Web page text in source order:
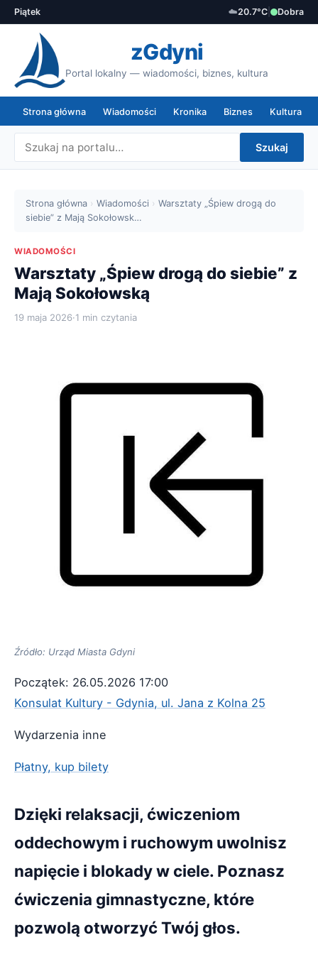
Piątek ☁️20.7°C Dobra
zGdyni
Portal lokalny — wiadomości, biznes, kultura
Strona główna Wiadomości Kronika Biznes Kultura
Szukaj
Strona główna › Wiadomości › Warsztaty „Śpiew drogą do
siebie” z Mają Sokołowsk…
WIADOMOŚCI
Warsztaty „Śpiew drogą do siebie” z
Mają Sokołowską
19 maja 2026·1 min czytania
Źródło: Urząd Miasta Gdyni
Początek: 26.05.2026 17:00
Konsulat Kultury - Gdynia, ul. Jana z Kolna 25
Wydarzenia inne
Płatny, kup bilety
Dzięki relaksacji, ćwiczeniom
oddechowym i ruchowym uwolnisz
napięcie i blokady w ciele. Poznasz
ćwiczenia gimnastyczne, które
pozwolą otworzyć Twój głos.